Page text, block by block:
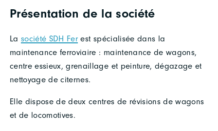
Présentation de la société
Lasociété SDH Fer est spécialisée dans la
maintenance ferroviaire : maintenance de wagons,
centre essieux, grenaillage et peinture, dégazage et
nettoyage de citernes.
Elle dispose de deux centres de révisions de wagons
et de locomotives.